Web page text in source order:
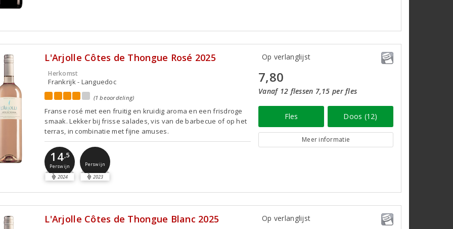
L'Arjolle Côtes de Thongue Rosé 2025
Herkomst
Frankrijk - Languedoc
(1 beoordeling)
Franse rosé met een fruitig en kruidig aroma en een frisdroge
smaak. Lekker bij frisse salades, vis van de barbecue of op het
terras, in combinatie met fijne amuses.
14,5
Perswijn
2024
Perswijn
2023
Op verlanglijst
7,80
Vanaf 12 flessen 7,15 per fles
Fles Doos (12)
Meer informatie
L'Arjolle Côtes de Thongue Blanc 2025 Op verlanglijst